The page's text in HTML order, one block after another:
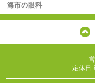
海市の眼科
定休日